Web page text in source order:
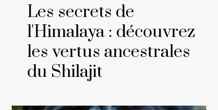
Les secrets de
l'Himalaya : découvrez
les vertus ancestrales
du Shilajit